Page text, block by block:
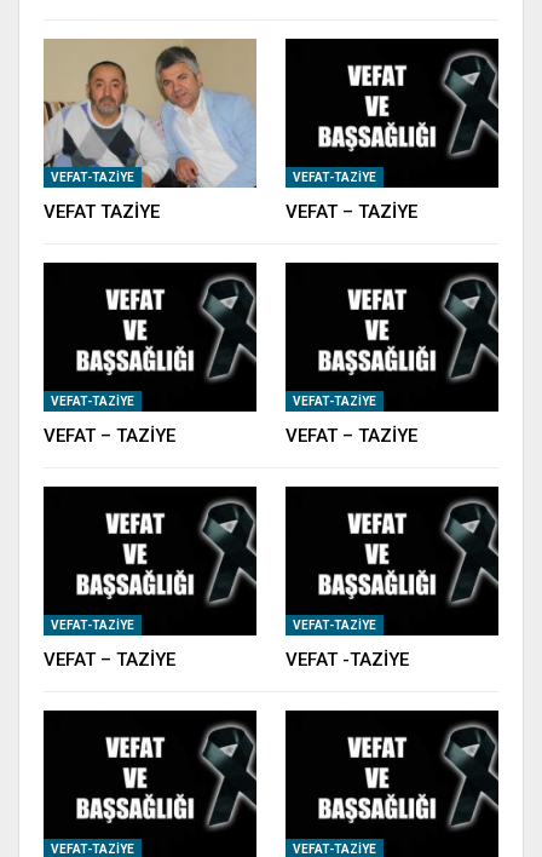
VEFAT-TAZIYE
VEFAT TAZİYE
VEFAT-TAZIYE
VEFAT – TAZİYE
VEFAT-TAZIYE
VEFAT – TAZİYE
VEFAT-TAZIYE
VEFAT – TAZİYE
VEFAT-TAZIYE
VEFAT – TAZİYE
VEFAT-TAZIYE
VEFAT -TAZİYE
VEFAT-TAZIYE VEFAT-TAZIYE